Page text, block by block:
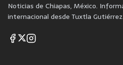
Noticias de Chiapas, México.
internacional desde Tuxtla Gutiérrez.